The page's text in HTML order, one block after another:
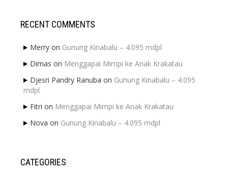
RECENT COMMENTS
Merry on Gunung Kinabalu – 4.095 mdpl
Dimas on Menggapai Mimpi ke Anak Krakatau
Djesri Pandry Ranuba on Gunung Kinabalu – 4.095
mdpl
Fitri on Menggapai Mimpi ke Anak Krakatau
Nova on Gunung Kinabalu – 4.095 mdpl
CATEGORIES